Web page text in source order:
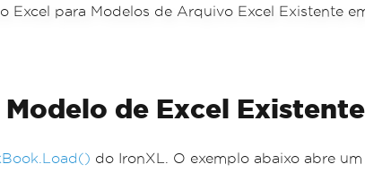
de Excel
do IronXL. O exemplo abaixo abre